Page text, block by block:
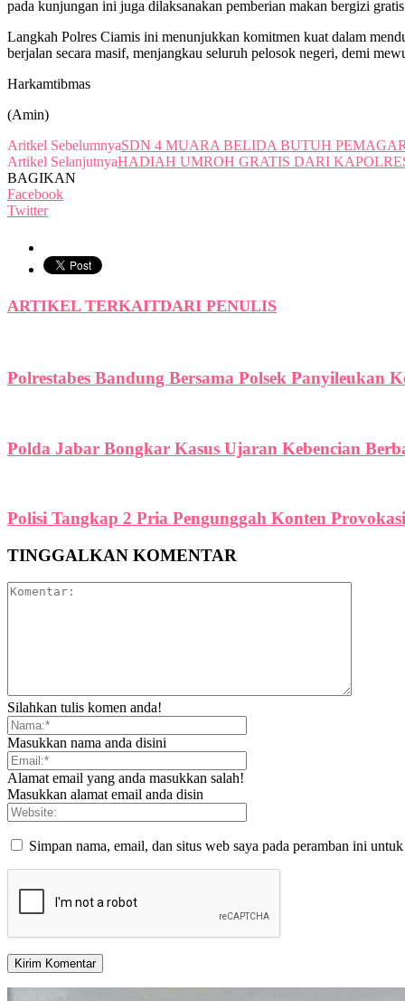
pada kunjungan ini juga dilaksanakan pemberian makan bergizi
Langkah Polres Ciamis ini menunjukkan komitmen kuat dalam
berjalan secara masif, menjangkau seluruh pelosok negeri, demi
Harkamtibmas
(Amin)
Aritkel SebelumnyaSDN 4 MUARA BELIDA BUTUH
Artikel SelanjutnyaHADIAH UMROH GRATIS DARI
BAGIKAN
Facebook
Twitter
ARTIKEL TERKAITDARI PENULIS
Polrestabes Bandung Bersama Polsek Panyileukan
Polda Jabar Bongkar Kasus Ujaran Kebencian
Polisi Tangkap 2 Pria Pengunggah Konten
TINGGALKAN KOMENTAR
Silahkan tulis komen anda!
Masukkan nama anda disini
Alamat email yang anda masukkan salah!
Masukkan alamat email anda disin
Simpan nama, email, dan situs web saya pada peramban ini